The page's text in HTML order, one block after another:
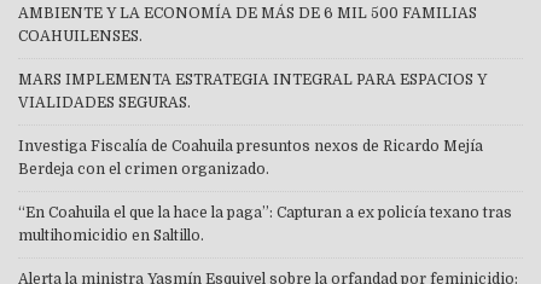
AMBIENTE Y LA ECONOMÍA DE MÁS DE 6 MIL 500 FAMILIAS
COAHUILENSES.
MARS IMPLEMENTA ESTRATEGIA INTEGRAL PARA ESPACIOS Y
VIALIDADES SEGURAS.
Investiga Fiscalía de Coahuila presuntos nexos de Ricardo Mejía
Berdeja con el crimen organizado.
“En Coahuila el que la hace la paga”: Capturan a ex policía texano tras
multihomicidio en Saltillo.
Alerta la ministra Yasmín Esquivel sobre la orfandad por feminicidio: